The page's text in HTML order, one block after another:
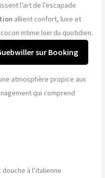
l’art de l’escapade
allient confort, luxe et
intime loin du quotidien.
sur Booking
atmosphère propice aux
qui comprend
à l’italienne